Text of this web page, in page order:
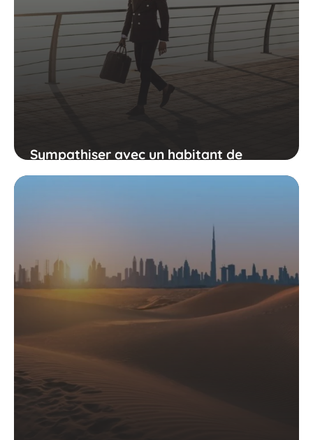
Sympathiser avec un habitant de
Dubaï : l'essentiel à savoir